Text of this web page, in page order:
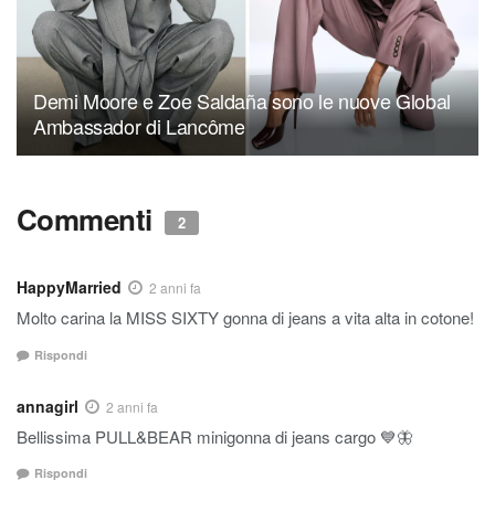
Demi Moore e Zoe Saldaña sono le nuove Global
Ambassador di Lancôme
Commenti 2
HappyMarried 2 anni fa
Molto carina la MISS SIXTY gonna di jeans a vita alta in cotone!
Rispondi
annagirl 2 anni fa
Bellissima PULL&BEAR minigonna di jeans cargo 💙🦋
Rispondi